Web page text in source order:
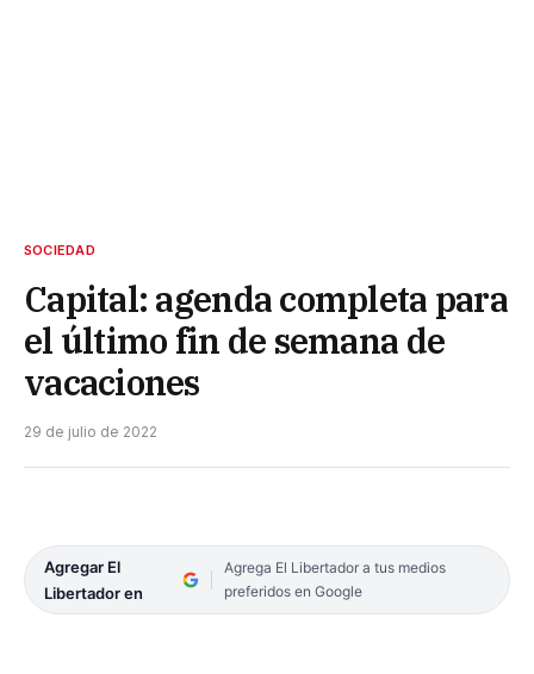
SOCIEDAD
Capital: agenda completa para
el último fin de semana de
vacaciones
29 de julio de 2022
Agregar El
Libertador en
Agrega El Libertador a tus medios
preferidos en Google